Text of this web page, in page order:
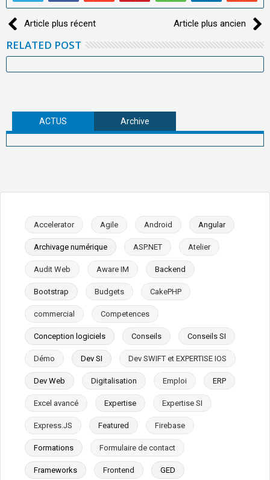
Article plus récent Article plus ancien
RELATED POST
ACTUS Archive
Accelerator Agile Android Angular
Archivage numérique ASP.NET Atelier
Audit Web Aware IM Backend
Bootstrap Budgets CakePHP
commercial Competences
Conception logiciels Conseils Conseils SI
Démo Dev SI Dev SWIFT et EXPERTISE IOS
Dev Web Digitalisation Emploi ERP
Excel avancé Expertise Expertise SI
Express.JS Featured Firebase
Formations Formulaire de contact
Frameworks Frontend GED